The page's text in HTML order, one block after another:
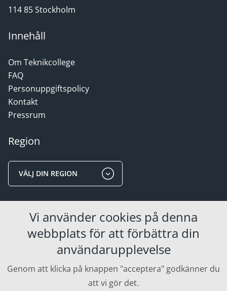
114 85 Stockholm
Innehåll
Om Teknikcollege
FAQ
Personuppgiftspolicy
Kontakt
Pressrum
Region
VÄLJ DIN REGION
FÖR STUDERANDE
FÖR UTBILDNINGSANORDNARE
FÖR FÖRETAG
Vi använder cookies på denna
webbplats för att förbättra din
användarupplevelse
Genom att klicka på knappen "acceptera" godkänner du
att vi gör det.